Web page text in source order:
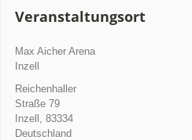
Veranstaltungsort
Max Aicher Arena
Inzell
Reichenhaller
Straße 79
Inzell , 83334
Deutschland